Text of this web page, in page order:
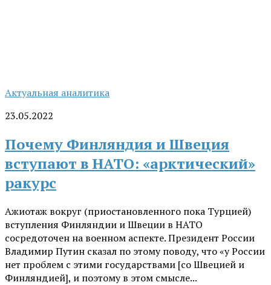
Актуальная аналитика
23.05.2022
Почему Финляндия и Швеция
вступают в НАТО: «арктический»
ракурс
Ажиотаж вокруг (приостановленного пока Турцией)
вступления Финляндии и Швеции в НАТО
сосредоточен на военном аспекте. Президент России
Владимир Путин сказал по этому поводу, что «у России
нет проблем с этими государствами [со Швецией и
Финляндией], и поэтому в этом смысле...